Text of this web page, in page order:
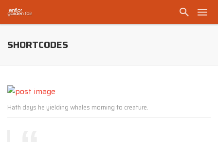
SHORTCODES
Hath days he yielding whales morning to creature.